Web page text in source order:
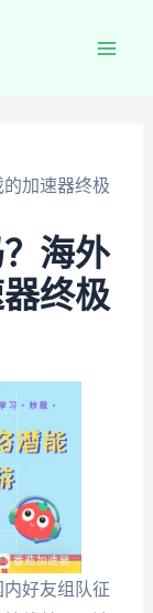
加速器终极
海外
终极
好友组队征